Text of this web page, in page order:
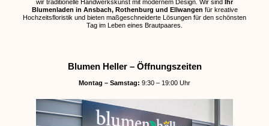
wir traditionelle Handwerkskunst mit modernem Design. Wir sind
Ihr
Blumenladen in Ansbach, Rothenburg und Ellwangen für kreative
Hochzeitsfloristik und bieten maßgeschneiderte Lösungen für den schönsten
Tag im Leben eines Brautpaares.
Blumen Heller – Öffnungszeiten
Montag – Samstag: 9:30 – 19:00 Uhr